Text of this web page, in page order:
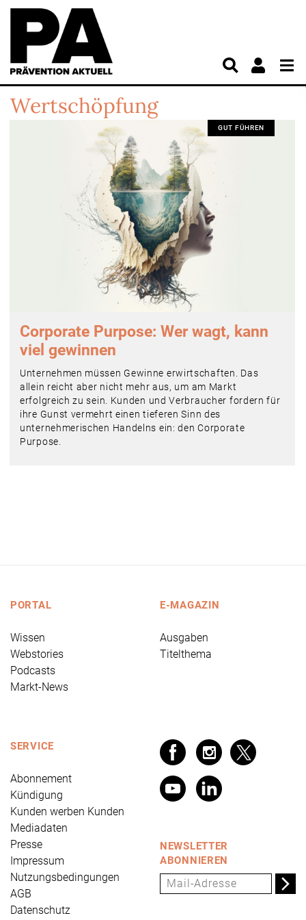
Wertschöpfung
GUT FÜHREN
Corporate Purpose: Wer wagt, kann
viel gewinnen
Unternehmen müssen Gewinne erwirtschaften. Das
allein reicht aber nicht mehr aus, um am Markt
erfolgreich zu sein. Kunden und Verbraucher fordern für
ihre Gunst vermehrt einen tieferen Sinn des
unternehmerischen Handelns ein: den Corporate
Purpose.
PORTAL
Wissen
Webstories
Podcasts
Markt-News
E-MAGAZIN
Ausgaben
Titelthema
SERVICE
Abonnement
Kündigung
Kunden werben Kunden
Mediadaten
Presse
Impressum
Nutzungsbedingungen
AGB
Datenschutz
NEWSLETTER
ABONNIEREN